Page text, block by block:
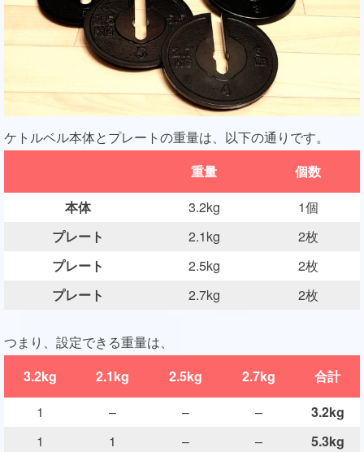
ケトルベル本体とプレートの重量は、以下の通りです。
重量
個数
本体
3.2kg
1個
プレート
2.1kg
2枚
プレート
2.5kg
2枚
プレート
2.7kg 2枚
つまり、設定できる重量は、
3.2kg
2.1kg 2.5kg 2.7kg
合計
1
– – –
3.2kg
1
1 – –
5.3kg